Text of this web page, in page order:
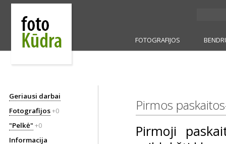
FOTOGRAFIJOS
Geriausi darbai
Fotografijos+0
"Pelkė" +0
Informacija
Pirmos
Pirmoji